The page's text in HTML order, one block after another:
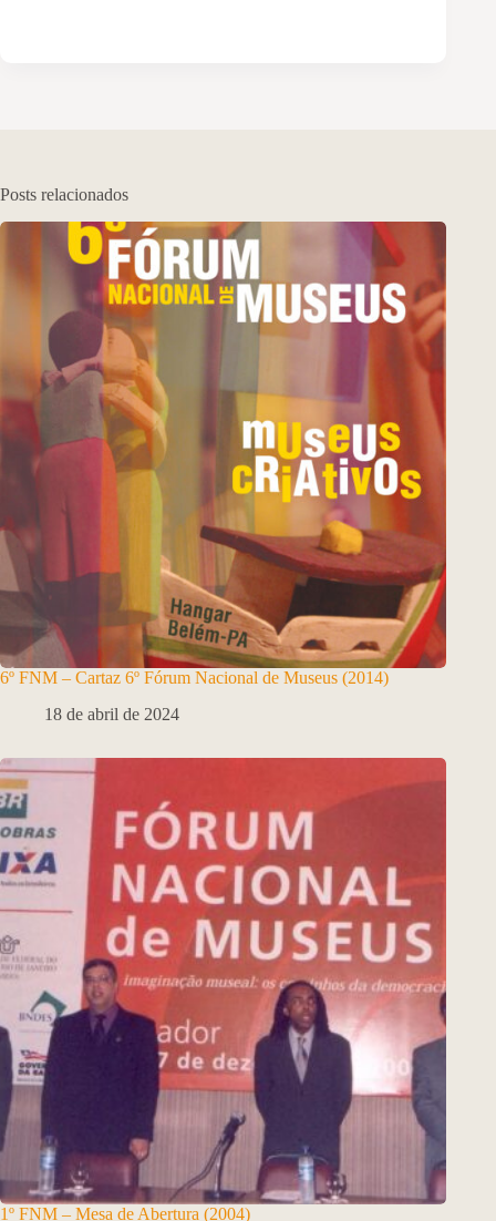
Posts relacionados
6º FNM – Cartaz 6º Fórum Nacional de Museus (2014)
18 de abril de 2024
1º FNM – Mesa de Abertura (2004)